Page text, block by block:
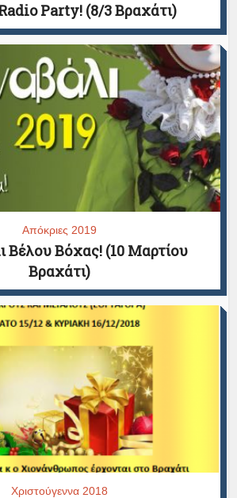
Party! (8/3 Βραχάτι)
Απόκριες 2019
Βέλου Βόχας! (10 Μαρτίου
Βραχάτι)
Χριστούγεννα 2018